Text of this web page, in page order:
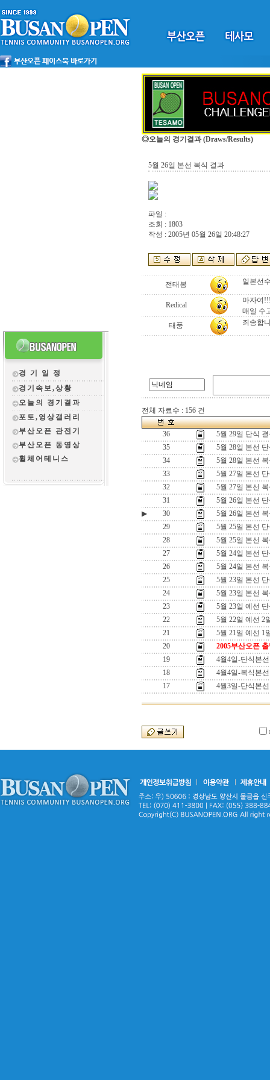
경 기 일 정
경기속보,상황
오늘의 경기결과
포토,영상갤러리
부산오픈 관전 기
부산오픈 동영상
휠체어테니스
◎오늘의 경기결과 (Draws/Results)
5월 26일 본선 복식 결과
파일 :
조회 : 1803
작성 : 2005년 05월 26일 20:48:27
전태봉 일본선
Redical
마자여
매일 수
태풍
죄송합
전체 자료수 : 156 건
36
5월 29일 단식
35
5월 28일 본선
34
5월 28일 본선
33
5월 27일 본선
32
5월 27일 본선
31
5월 26일 본선
▶
30
5월 26일 본선
29
5월 25일 본선
28
5월 25일 본선
27
5월 24일 본선
26
5월 24일 본선
25
5월 23일 본선
24
5월 23일 본선
23
5월 23일 예선
22
5월 22일 예선 2
21
5월 21일 예선 1
20
2005부산오픈
19
4월4일-단식본
18
4월4일-복식본
17
4월3일-단식본